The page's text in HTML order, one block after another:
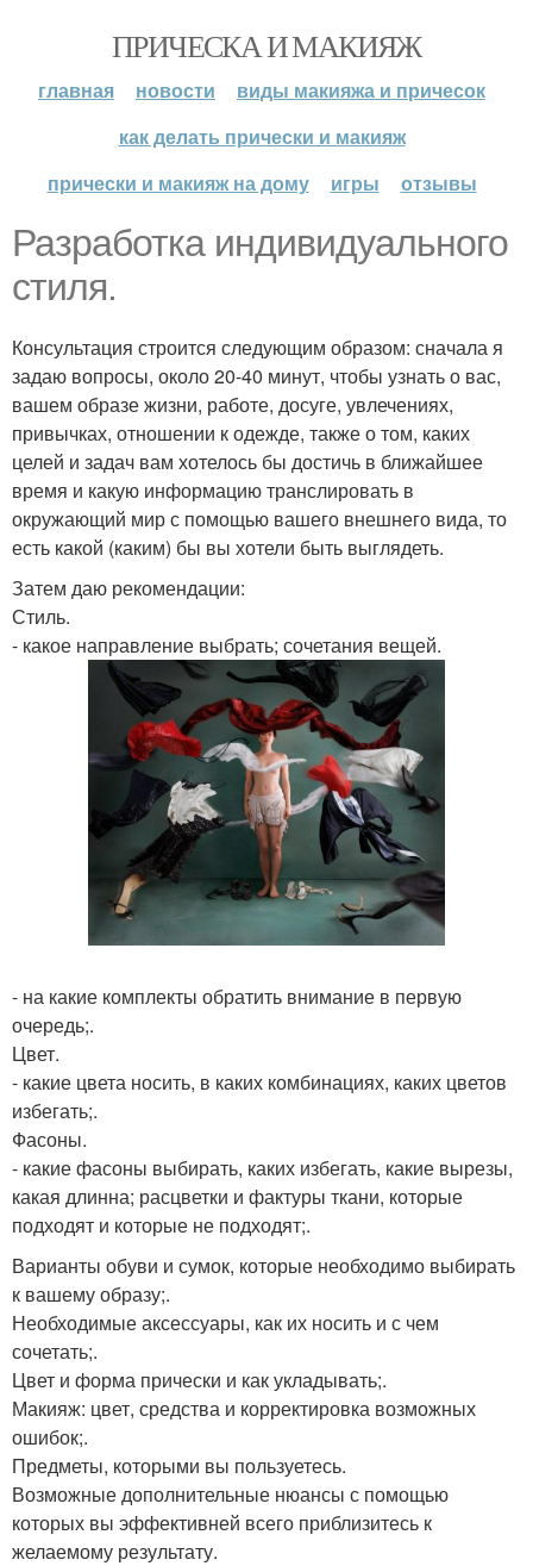
ПРИЧЕСКА И МАКИЯЖ
главная новости
виды макияжа и причесок
как делать прически и макияж
прически и макияж на дому
игры отзывы
Разработка индивидуального
стиля.
Консультация строится следующим образом: сначала я
задаю вопросы, около 20-40 минут, чтобы узнать о вас,
вашем образе жизни, работе, досуге, увлечениях,
привычках, отношении к одежде, также о том, каких
целей и задач вам хотелось бы достичь в ближайшее
время и какую информацию транслировать в
окружающий мир с помощью вашего внешнего вида, то
есть какой (каким) бы вы хотели быть выглядеть.
Затем даю рекомендации:
Стиль.
- какое направление выбрать; сочетания вещей.
- на какие комплекты обратить внимание в первую
очередь;.
Цвет.
- какие цвета носить, в каких комбинациях, каких цветов
избегать;.
Фасоны.
- какие фасоны выбирать, каких избегать, какие вырезы,
какая длинна; расцветки и фактуры ткани, которые
подходят и которые не подходят;.
Варианты обуви и сумок, которые необходимо выбирать
к вашему образу;.
Необходимые аксессуары, как их носить и с чем
сочетать;.
Цвет и форма прически и как укладывать;.
Макияж: цвет, средства и корректировка возможных
ошибок;.
Предметы, которыми вы пользуетесь.
Возможные дополнительные нюансы с помощью
которых вы эффективней всего приблизитесь к
желаемому результату.